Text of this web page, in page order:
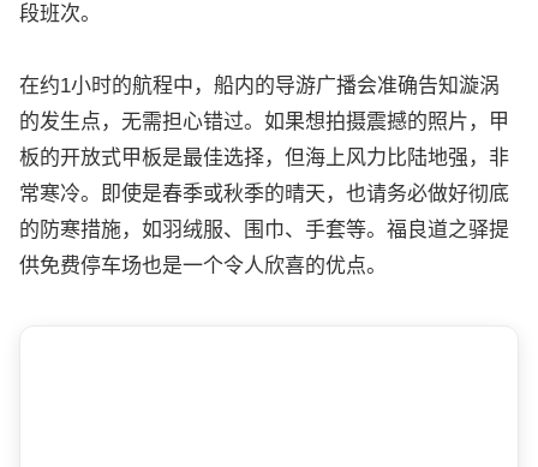
段班次。
在约1小时的航程中，船内的导游广播会准确告知漩涡
的发生点，无需担心错过。如果想拍摄震撼的照片，甲
板的开放式甲板是最佳选择，但海上风力比陆地强，非
常寒冷。即使是春季或秋季的晴天，也请务必做好彻底
的防寒措施，如羽绒服、围巾、手套等。福良道之驿提
供免费停车场也是一个令人欣喜的优点。